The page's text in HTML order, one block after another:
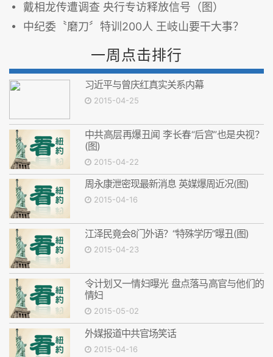
戴相龙传遭调查 央行专访释放信号（图）
中纪委〝磨刀〞特训200人 王岐山要干大事？
一周点击排行
习近平与曾庆红真实关系内幕
2015-04-25
中共高层再爆丑闻 李长春“后宫”也是央视？
(图)
2015-04-22
周永康泄密现最新消息 英媒爆周近况(图)
2015-04-16
江泽民竟会8门外语？“特殊学历”曝丑(图)
2015-04-23
令计划又一情妇曝光 盘点落马高官与他们的
情妇
2015-05-02
外媒报道中共官场笑话
2015-04-16